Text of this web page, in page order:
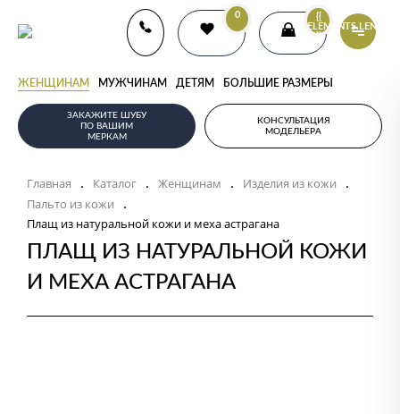
0
{{
ELEMENTS.LENGTH
}}
ЖЕНЩИНАМ МУЖЧИНАМ ДЕТЯМ БОЛЬШИЕ РАЗМЕРЫ
ЗАКАЖИТЕ ШУБУ
ПО ВАШИМ
МЕРКАМ
КОНСУЛЬТАЦИЯ
МОДЕЛЬЕРА
Главная . Каталог . Женщинам . Изделия из кожи .
Пальто из кожи .
Плащ из натуральной кожи и меха астрагана
ПЛАЩ ИЗ НАТУРАЛЬНОЙ КОЖИ
И МЕХА АСТРАГАНА